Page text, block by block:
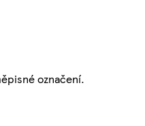
označení.